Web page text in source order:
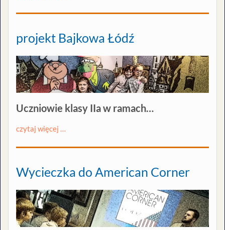
projekt Bajkowa Łódź
Uczniowie klasy IIa w ramach…
czytaj więcej …
Wycieczka do American Corner